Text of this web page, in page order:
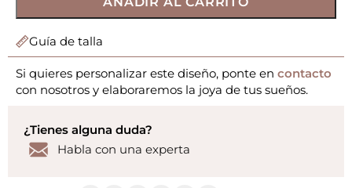
Guía de talla
Si quieres personalizar este diseño, ponte en contacto
con nosotros y elaboraremos la joya de tus sueños.
¿Tienes alguna duda?
Habla con una experta